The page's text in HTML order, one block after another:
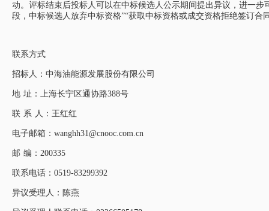
动。评标结束后投标人可以在中标候选人公示期间提出异议，进一
段，中标候选人放弃中标资格”“获取中标资格或成交资格拒绝签订
联系方式
招标人：中海油能源发展股份有限公司
地 址：上海长宁区通协路388号
联 系 人：王红红
电子邮箱：wanghh31@cnooc.com.cn
邮 编：200335
联系电话：0519-83299392
异议受理人：陈燕